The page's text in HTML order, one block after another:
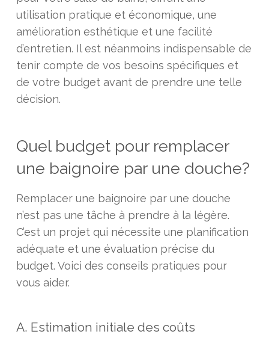
utilisation pratique et économique, une
amélioration esthétique et une facilité
d’entretien. Il est néanmoins indispensable de
tenir compte de vos besoins spécifiques et
de votre budget avant de prendre une telle
décision.
Quel budget pour remplacer
une baignoire par une douche?
Remplacer une baignoire par une douche
n’est pas une tâche à prendre à la légère.
C’est un projet qui nécessite une planification
adéquate et une évaluation précise du
budget. Voici des conseils pratiques pour
vous aider.
A. Estimation initiale des coûts